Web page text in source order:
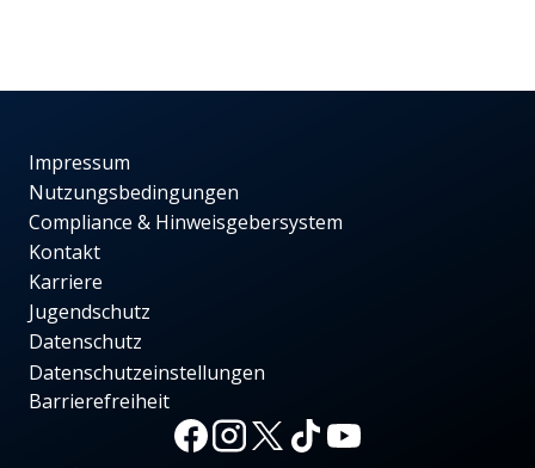
Impressum
Nutzungsbedingungen
Compliance & Hinweisgebersystem
Kontakt
Karriere
Jugendschutz
Datenschutz
Datenschutzeinstellungen
Barrierefreiheit